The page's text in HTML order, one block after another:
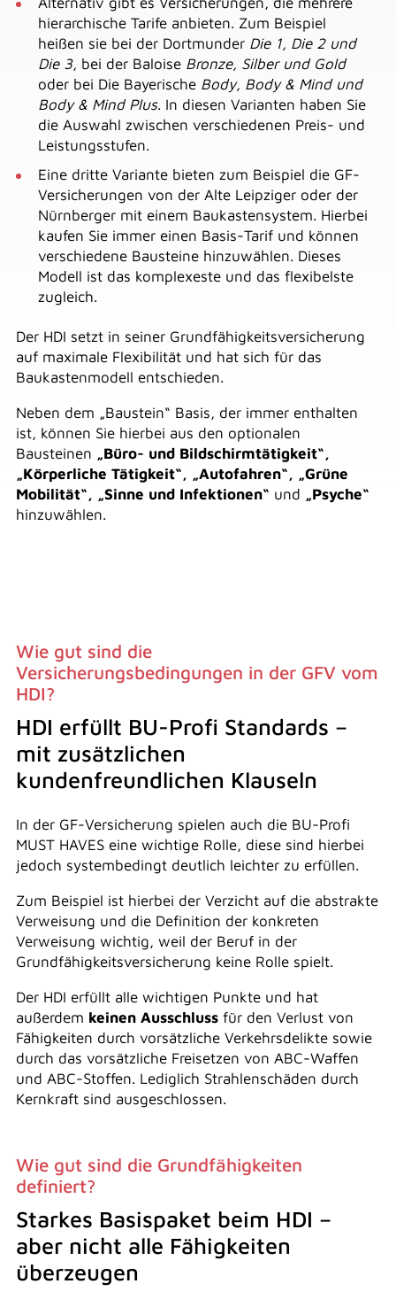
hierarchische Tarife anbieten. Zum Beispiel
heißen sie bei der Dortmunder Die 1, Die 2 und
Die 3, bei der Baloise Bronze, Silber und Gold
oder bei Die Bayerische Body, Body & Mind und
Body & Mind Plus. In diesen Varianten haben Sie
die Auswahl zwischen verschiedenen Preis- und
Leistungsstufen.
Eine dritte Variante bieten zum Beispiel die GF-
Versicherungen von der Alte Leipziger oder der
Nürnberger mit einem Baukastensystem. Hierbei
kaufen Sie immer einen Basis-Tarif und können
verschiedene Bausteine hinzuwählen. Dieses
Modell ist das komplexeste und das flexibelste
zugleich.
Der HDI setzt in seiner Grundfähigkeitsversicherung
auf maximale Flexibilität und hat sich für das
Baukastenmodell entschieden.
Neben dem „Baustein“ Basis, der immer enthalten
ist, können Sie hierbei aus den optionalen
Bausteinen „Büro- und Bildschirmtätigkeit“,
„Körperliche Tätigkeit“, „Autofahren“, „Grüne
Mobilität“, „Sinne und Infektionen“ und „Psyche“
hinzuwählen.
Wie gut sind die
Versicherungsbedingungen in der GFV vom
HDI?
HDI erfüllt BU-Profi Standards –
mit zusätzlichen
kundenfreundlichen Klauseln
In der GF-Versicherung spielen auch die BU-Profi
MUST HAVES eine wichtige Rolle, diese sind hierbei
jedoch systembedingt deutlich leichter zu erfüllen.
Zum Beispiel ist hierbei der Verzicht auf die abstrakte
Verweisung und die Definition der konkreten
Verweisung wichtig, weil der Beruf in der
Grundfähigkeitsversicherung keine Rolle spielt.
Der HDI erfüllt alle wichtigen Punkte und hat
außerdem keinen Ausschlussfür den Verlust von
Fähigkeiten durch vorsätzliche Verkehrsdelikte sowie
durch das vorsätzliche Freisetzen von ABC-Waffen
und ABC-Stoffen. Lediglich Strahlenschäden durch
Kernkraft sind ausgeschlossen.
Wie gut sind die Grundfähigkeiten
definiert?
Starkes Basispaket beim HDI –
aber nicht alle Fähigkeiten
überzeugen